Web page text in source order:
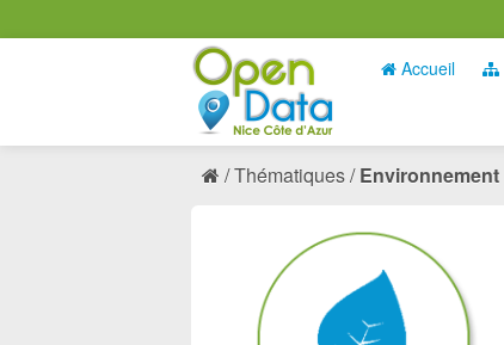
Accueil
Thématiques Environnement